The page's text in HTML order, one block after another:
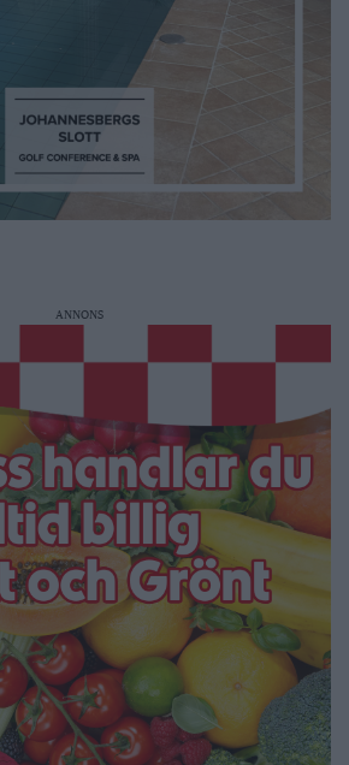
ANNONS